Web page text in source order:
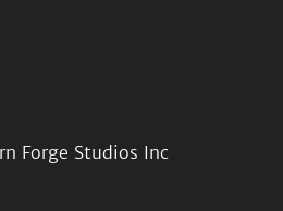
Forge Studios Inc